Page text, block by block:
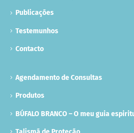
Publicações
Testemunhos
Contacto
Agendamento de Consultas
Produtos
BÚFALO BRANCO – O meu guia